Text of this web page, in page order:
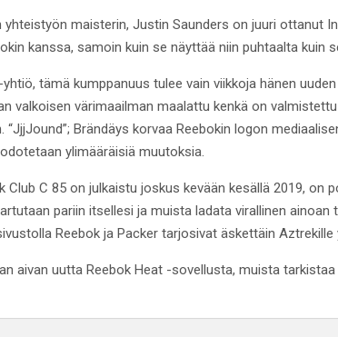
yhteistyön maisterin, Justin Saunders on juuri ottanut
kanssa, samoin kuin se näyttää niin puhtaalta kuin
tämä kumppanuus tulee vain viikkoja hänen
valkoisen värimaailman maalattu kenkä on
Brändäys korvaa Reebokin logon
ylimääräisiä muutoksia.
Club C 85 on julkaistu joskus kevään kesällä 2019, on
pariin itsellesi ja muista ladata virallinen
Reebok ja Packer tarjosivat äskettäin Aztrekille
aivan uutta Reebok Heat -sovellusta, muista